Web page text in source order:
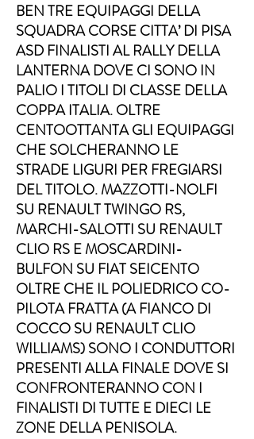
BEN TRE EQUIPAGGI DELLA
SQUADRA CORSE CITTA’ DI PISA
ASD FINALISTI AL RALLY DELLA
LANTERNA DOVE CI SONO IN
PALIO I TITOLI DI CLASSE DELLA
COPPA ITALIA. OLTRE
CENTOOTTANTA GLI EQUIPAGGI
CHE SOLCHERANNO LE
STRADE LIGURI PER FREGIARSI
DEL TITOLO. MAZZOTTI-NOLFI
SU RENAULT TWINGO RS,
MARCHI-SALOTTI SU RENAULT
CLIO RS E MOSCARDINI-
BULFON SU FIAT SEICENTO
OLTRE CHE IL POLIEDRICO CO-
PILOTA FRATTA (A FIANCO DI
COCCO SU RENAULT CLIO
WILLIAMS) SONO I CONDUTTORI
PRESENTI ALLA FINALE DOVE SI
CONFRONTERANNO CON I
FINALISTI DI TUTTE E DIECI LE
ZONE DELLA PENISOLA.